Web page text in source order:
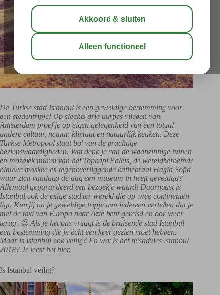
De Turkse stad Istanbul is een geweldige bestemming voor
een stedentripje! Op slechts drie uurtjes vliegen van
Amsterdam proef je op eigen gelegenheid van een totaal
andere cultuur, natuur, klimaat en natuurlijk keuken. Deze
Turkse Metropool staat bol van de prachtige
bezienswaardigheden. Wat denk je van de waanzinnige tuinen
en mozaïek muren van het Topkapi Paleis, de wereldberoemde
blauwe moskee en tegenoverliggende kathedraal Hagia Sofia
waar zich vandaag de dag een museum in heeft gevestigd?
Allemaal gegarandeerd een bezoekje waard! Daarnaast is
Istanbul ook de enige stad ter wereld die op twee continenten
ligt. Kan jij na je geweldige tripje aan iedereen vertellen dat je
met de taxi van Europa naar Azië bent gereisd en ook weer
terug. 😉 Als je het ons vraagt is de bruisende stad Istanbul
een bestemming die je écht een keer gezien moet hebben.
Maar is Istanbul ook veilig? En wat is het reisadvies Istanbul
2018? Je leest het hier.
Is Istanbul veilig?